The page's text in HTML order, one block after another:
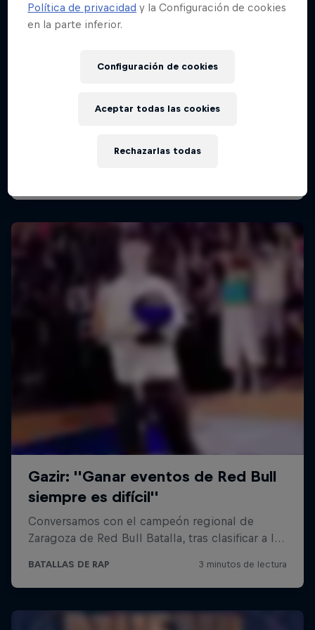
Red Bull Batalla Final Torneo de Plazas
Política de privacidad y la Configuración de cookies
en la parte inferior.
Configuración de cookies
Rechazarlas todas
Aceptar todas las cookies